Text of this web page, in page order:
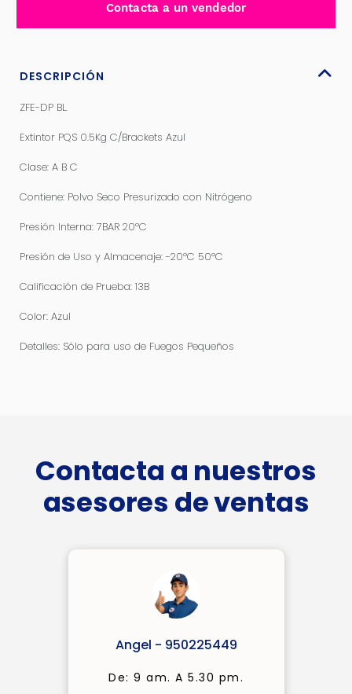
ZFE-
BL
cantidad
Contacta a un vendedor
DESCRIPCIÓN
ZFE-DP BL.
Extintor PQS 0.5Kg C/Brackets Azul
Clase: A B C
Contiene: Polvo Seco Presurizado con Nitrógeno
Presión Interna: 7BAR 20ºC
Presión de Uso y Almacenaje: -20ºC 50ºC
Calificación de Prueba: 13B
Color: Azul
Detalles: Sólo para uso de Fuegos Pequeños
Contacta a nuestros
asesores de ventas
Angel - 950225449
De: 9 am. A 5.30 pm.